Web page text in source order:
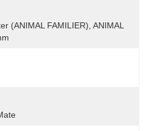
(ANIMAL FAMILIER), ANIMAL